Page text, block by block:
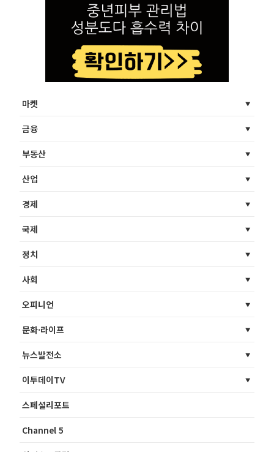
마켓
금융
부동산
산업
경제
국제
정치
사회
오피니언
문화·라이프
뉴스발전소
이투데이TV
스페셜리포트
Channel 5